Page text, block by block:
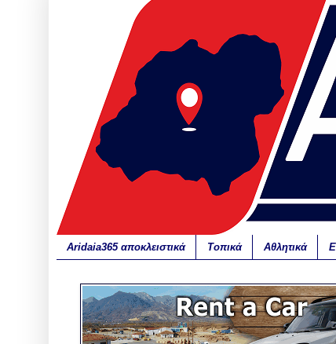
Aridaia365 αποκλειστικά Τοπικά Αθλητικά